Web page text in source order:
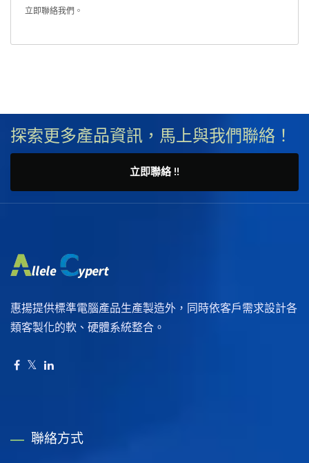
立即聯絡我們 。
探索更多產品資訊，馬上與我們聯絡！
立即聯絡 !!
惠揚提供標準電腦產品生產製造外，同時依客戶需求設計各
類客製化的軟、硬體系統整合。
聯絡方式